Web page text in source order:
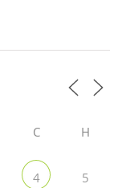
С Н
4 5